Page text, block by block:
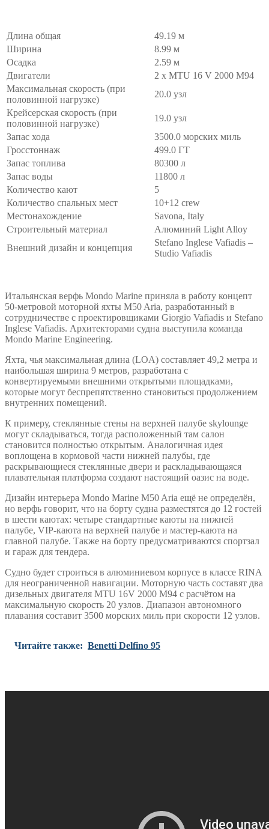
Длина общая
49.19 м
Ширина
8.99 м
Осадка
2.59 м
Двигатели
2 x MTU 16 V 2000 M94
Максимальная скорость (при
половинной нагрузке)
20.0 узл
Крейсерская скорость (при
половинной нагрузке)
19.0 узл
Запас хода
3500.0 морских миль
Гросстоннаж
499.0 ГТ
Запас топлива
80300 л
Запас воды
11800 л
Количество кают
5
Количество спальных мест
10+12 crew
Местонахождение
Savona, Italy
Строительный материал
Алюминий Light Alloy
Внешний дизайн и концепция
Stefano Inglese Vafiadis –
Studio Vafiadis
Итальянская верфь Mondo Marine приняла в работу концепт
50-метровой моторной яхты M50 Aria, разработанный в
сотрудничестве с проектировщиками Giorgio Vafiadis и Stefano
Inglese Vafiadis. Архитекторами судна выступила команда
Mondo Marine Engineering.
Яхта, чья максимальная длина (LOA) составляет 49,2 метра и
наибольшая ширина 9 метров, разработана с
конвертируемыми внешними открытыми площадками,
которые могут беспрепятственно становиться продолжением
внутренних помещений.
К примеру, стеклянные стены на верхней палубе skylounge
могут складываться, тогда расположенный там салон
становится полностью открытым. Аналогичная идея
воплощена в кормовой части нижней палубы, где
раскрывающиеся стеклянные двери и раскладывающаяся
плавательная платформа создают настоящий оазис на воде.
Дизайн интерьера Mondo Marine M50 Aria ещё не определён,
но верфь говорит, что на борту судна разместятся до 12 гостей
в шести каютах: четыре стандартные каюты на нижней
палубе, VIP-каюта на верхней палубе и мастер-каюта на
главной палубе. Также на борту предусматриваются спортзал
и гараж для тендера.
Судно будет строиться в алюминиевом корпусе в классе RINA
для неограниченной навигации. Моторную часть составят два
дизельных двигателя MTU 16V 2000 M94 с расчётом на
максимальную скорость 20 узлов. Диапазон автономного
плавания составит 3500 морских миль при скорости 12 узлов.
Читайте также: Benetti Delfino 95